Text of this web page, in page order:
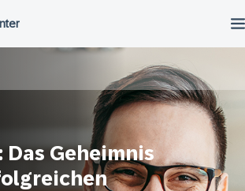
Das Geheimnis